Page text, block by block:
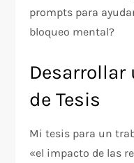
prompts para
bloqueo mental?
Desarrollar
de Tesis
Mi tesis para un
«el impacto de las